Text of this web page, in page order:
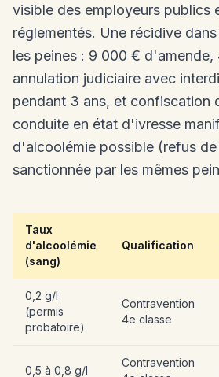
visible des employeurs publics
réglementés. Une récidive
les peines : 9 000 € d'amende,
annulation judiciaire avec
pendant 3 ans, et confiscation
conduite en état d'ivresse
d'alcoolémie possible (refus
sanctionnée par les mêmes
Taux
d'alcoolémie
(sang)
Qualification
0,2 g/l
(permis
probatoire)
Contravention
4e classe
0,5 à 0,8 g/l
Contravention